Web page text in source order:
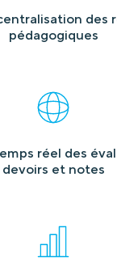
des
pédagogiques
réel des
devoirs et notes